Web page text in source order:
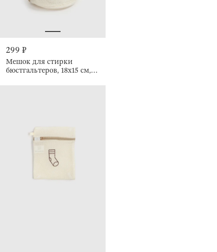
299 ₽
Мешок для стирки
бюстгальтеров, 18х15 см,